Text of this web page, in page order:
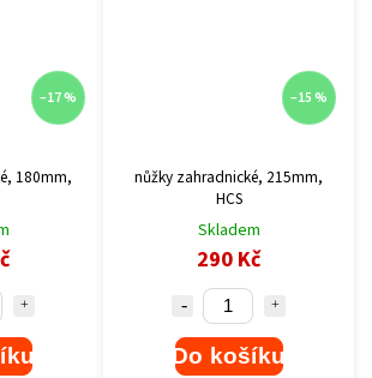
–17 %
180mm,
–15 %
nůžky zahradnické, 215mm,
HCS
Skladem
290 Kč
Do košíku